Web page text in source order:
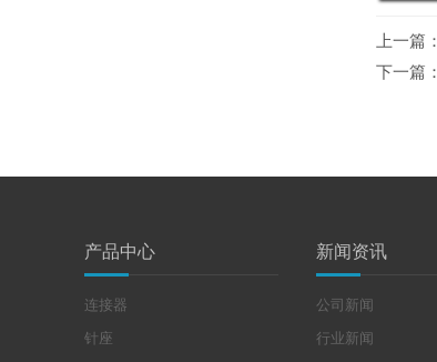
上一篇：
下一篇：
产品中心
连接器
针座
新闻资讯
公司新闻
行业新闻